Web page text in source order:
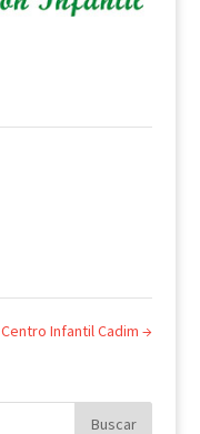
Centro Infantil Cadim→